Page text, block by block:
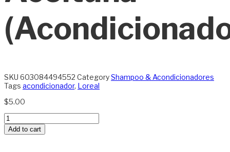
SKU 603084494552 CategoryShampoo & Acondicionadores
Tags acondicionador, Loreal
$5.00
LOREAL
Extracto
de
Add to cart